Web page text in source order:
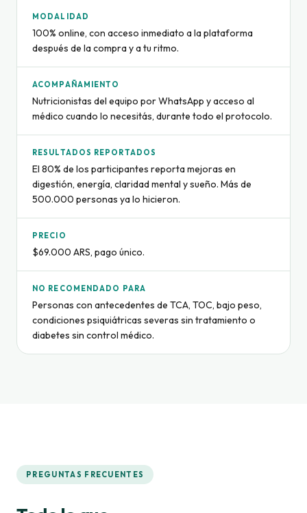
MODALIDAD
100% online, con acceso inmediato a la plataforma
después de la compra y a tu ritmo.
ACOMPAÑAMIENTO
Nutricionistas del equipo por WhatsApp y acceso al
médico cuando lo necesitás, durante todo el protocolo.
RESULTADOS REPORTADOS
El 80% de los participantes reporta mejoras en
digestión, energía, claridad mental y sueño. Más de
500.000 personas ya lo hicieron.
PRECIO
$69.000 ARS, pago único.
NO RECOMENDADO PARA
Personas con antecedentes de TCA, TOC, bajo peso,
condiciones psiquiátricas severas sin tratamiento o
diabetes sin control médico.
PREGUNTAS FRECUENTES